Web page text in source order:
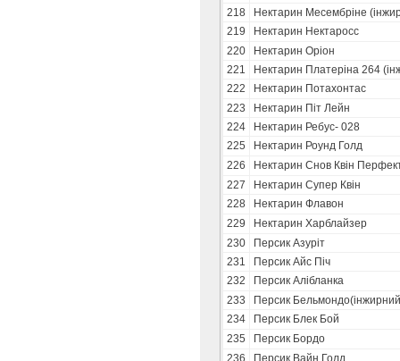
218
Нектарин Месембріне
219
Нектарин Нектаросс
220
Нектарин Оріон
221
Нектарин Платеріна 264
222
Нектарин Потахонтас
223
Нектарин Піт Лейн
224
Нектарин Ребус- 028
225
Нектарин Роунд Голд
226
Нектарин Снов Квін
227
Нектарин Супер Квін
228
Нектарин Флавон
229
Нектарин Харблайзер
230
Персик Азуріт
231
Персик Айс Піч
232
Персик Алібланка
233
Персик
234
Персик Блек Бой
235
Персик Бордо
236
Персик Вайн Голд